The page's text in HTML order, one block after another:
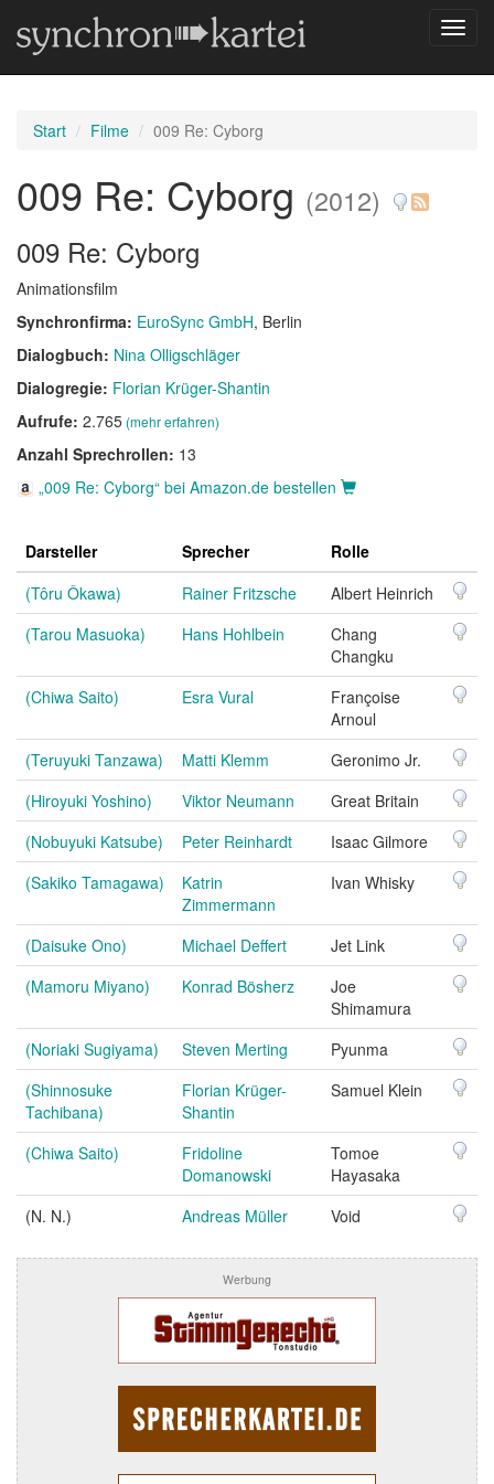
Start Filme 009 Re: Cyborg
009 Re: Cyborg (2012)
009 Re: Cyborg
Animationsfilm
Synchronfirma: EuroSync GmbH, Berlin
Dialogbuch: Nina Olligschläger
Dialogregie: Florian Krüger-Shantin
Aufrufe: 2.765(mehr erfahren)
Anzahl Sprechrollen: 13
„009 Re: Cyborg“ bei Amazon.de bestellen
Darsteller Sprecher
Rolle
(Tôru Ôkawa)
Rainer Fritzsche
Albert Heinrich
(Tarou Masuoka)
Hans Hohlbein
Chang
Changku
(Chiwa Saito)
Esra Vural
Françoise
Arnoul
(Teruyuki Tanzawa)
Matti Klemm
Geronimo Jr.
(Hiroyuki Yoshino)
Viktor Neumann
Great Britain
(Nobuyuki Katsube)
Peter Reinhardt
Isaac Gilmore
(Sakiko Tamagawa)
Katrin
Zimmermann
Ivan Whisky
(Daisuke Ono) Michael Deffert
Jet Link
(Mamoru Miyano)
Konrad Bösherz
Joe
Shimamura
(Noriaki Sugiyama)
Steven Merting
Pyunma
(Shinnosuke
Tachibana)
Florian Krüger-
Shantin
Samuel Klein
(Chiwa Saito)
Fridoline
Domanowski
Tomoe
Hayasaka
(N. N.)
Andreas Müller Void
Werbung